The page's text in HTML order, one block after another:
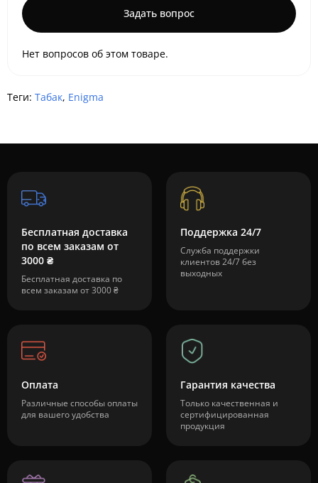
Задать вопрос
Нет вопросов об этом товаре.
Теги: Табак, Enigma
Бесплатная доставка
по всем заказам от
3000 ₴
Бесплатная доставка по
всем заказам от 3000 ₴
Поддержка 24/7
Служба поддержки
клиентов 24/7 без
выходных
Оплата
Различные способы оплаты
для вашего удобства
Гарантия качества
Только качественная и
сертифицированная
продукция